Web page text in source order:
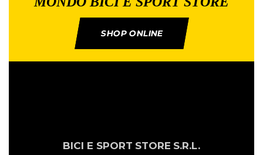
SHOP ONLINE
BICI E SPORT STORE S.R.L.